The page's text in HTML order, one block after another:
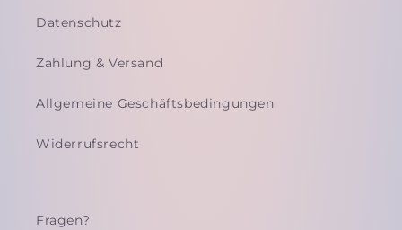
Datenschutz
Zahlung & Versand
Allgemeine Geschäftsbedingungen
Widerrufsrecht
Fragen?